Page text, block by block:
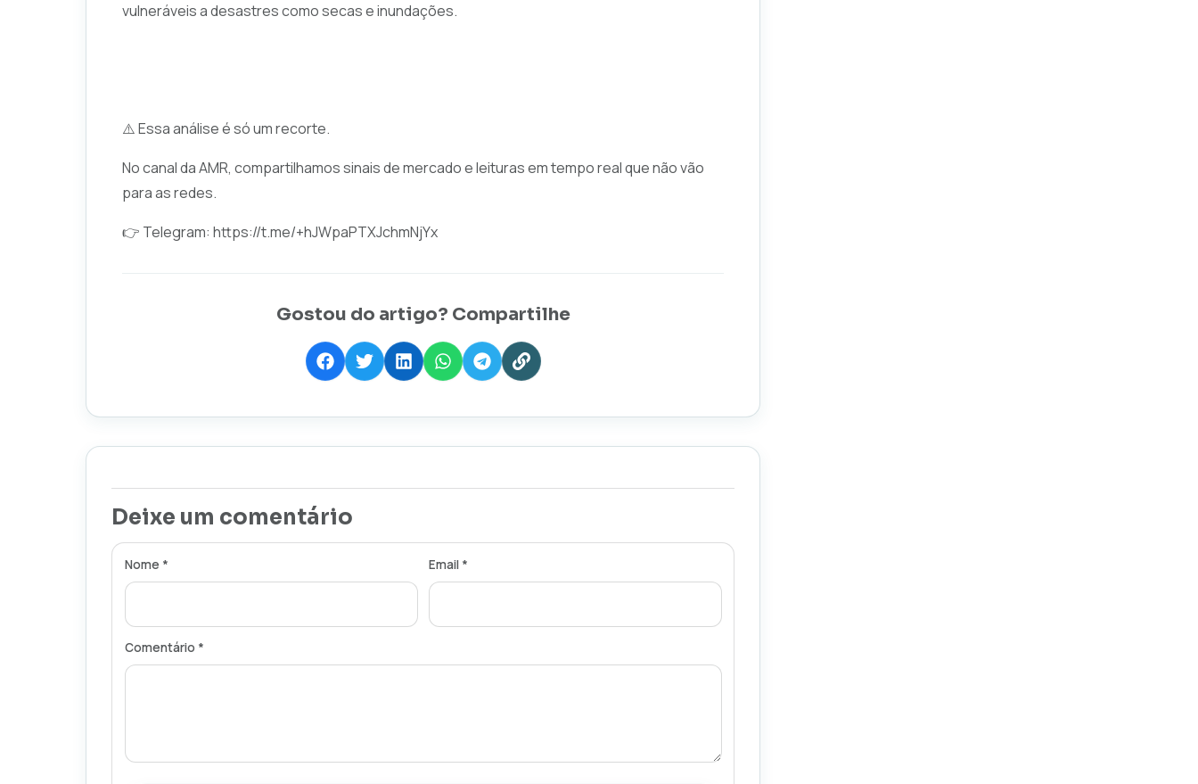
vulneráveis a desastres como secas e inundações.
⚠️ Essa análise é só um recorte.
No canal da AMR, compartilhamos sinais de mercado e leituras em tempo real que não vão
para as redes.
👉 Telegram: https://t.me/+hJWpaPTXJchmNjYx
Gostou do artigo? Compartilhe
Deixe um comentário
Nome * Email *
Comentário *